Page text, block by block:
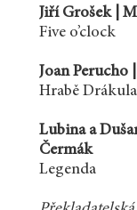
Jiří Grošek |
Five o’clock
Joan Perucho
Hrabě
Lubina a
Čermák
Legenda